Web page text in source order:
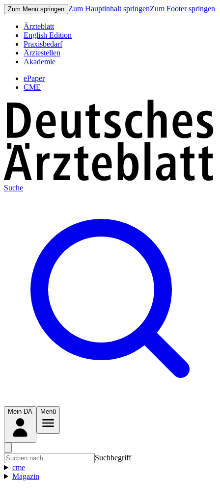
Zum Menü springen Zum Hauptinhalt springenZum Footer springen
Ärzteblatt
English Edition
Praxisbedarf
Ärztestellen
Akademie
ePaper
CME
Suche
Mein DÄ Menü
Suchbegriff
cme
Magazin